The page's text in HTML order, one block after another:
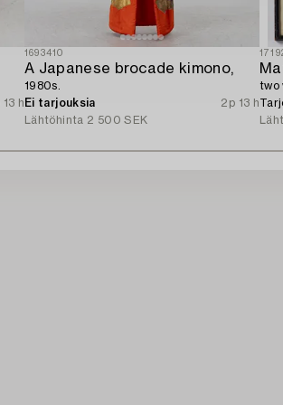
13 h
1693410
A Japanese brocade kimono,
1980s.
Ei tarjouksia
2p 13 h
Lähtöhinta 2 500 SEK
two